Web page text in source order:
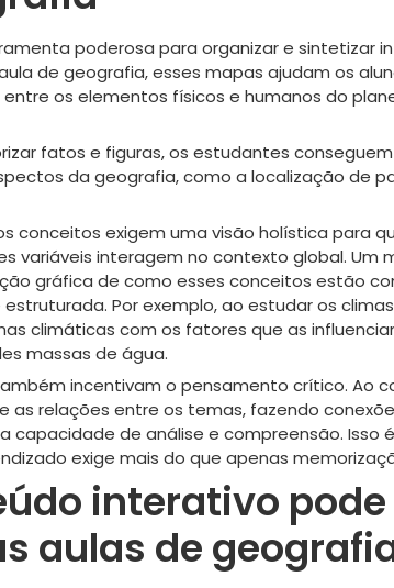
poderosa para organizar e sintetizar
de geografia, esses mapas ajudam os
os elementos físicos e humanos do
fatos e figuras, os estudantes
da geografia, como a localização de
conceitos exigem uma visão holística para
variáveis interagem no contexto global. Um
gráfica de como esses conceitos estão
Por exemplo, ao estudar os
climáticas com os fatores que as
massas de água.
incentivam o pensamento crítico. Ao
as relações entre os temas, fazendo
capacidade de análise e compreensão. Isso
exige mais do que apenas
interativo pode
aulas de